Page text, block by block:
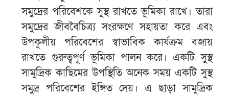
সমুদ্রের পরিবেশকে সুস্থ রাখতে ভূমিকা রাখে। তারা
সমুদ্রের জীববৈচিত্র্য সংরক্ষণে সহায়তা করে এবং
উপকূলীয় পরিবেশের স্বাভাবিক কার্যক্রম বজায়
রাখতে গুরুত্বপূর্ণ ভূমিকা পালন করে। একটি সুস্থ
সামুদ্রিক কাছিমের উপস্থিতি অনেক সময় একটি সুস্থ
সমুদ্র পরিবেশের ইঙ্গিত দেয়। এ ছাড়া সামুদ্রিক